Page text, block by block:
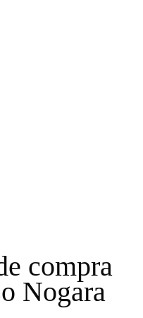
compra
Nogara